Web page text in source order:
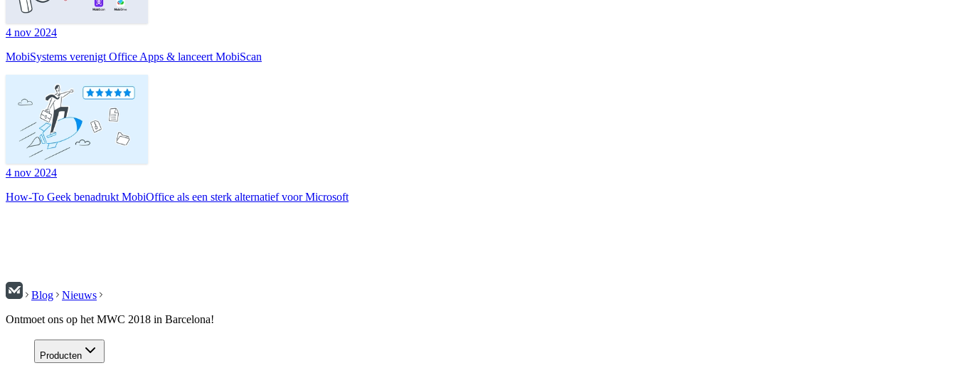
4 nov 2024
MobiSystems verenigt Office Apps & lanceert MobiScan
4 nov 2024
How-To Geek benadrukt MobiOffice als een sterk alternatief voor Microsoft
Blog
Nieuws
Ontmoet ons op het MWC 2018 in Barcelona!
Producten